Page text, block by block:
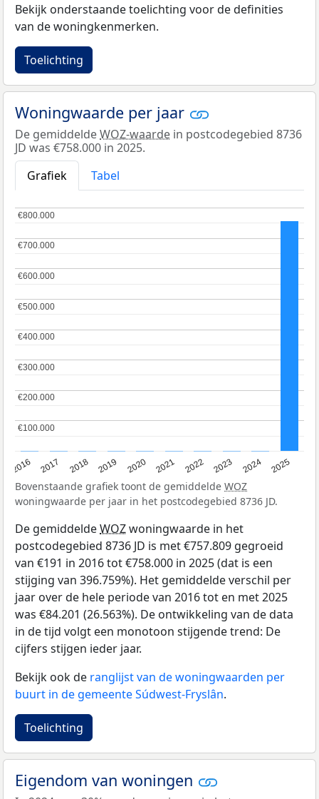
Bekijk onderstaande toelichting voor de definities
van de woningkenmerken.
Toelichting
Woningwaarde per jaar
De gemiddeldeWOZ-waarde in postcodegebied 8736
JD was €758.000 in 2025.
Grafiek
Tabel
2016 2017 2018 2019 2020 2021 2022 2023 2024 2025
€100.000
€100.000
€200.000
€200.000
€300.000
€300.000
€400.000
€400.000
€500.000
€500.000
€600.000
€600.000
€700.000
€700.000
€800.000
€800.000
Bovenstaande grafiek toont de gemiddelde WOZ
woningwaarde per jaar in het postcodegebied 8736 JD.
De gemiddeldeWOZwoningwaarde in het
postcodegebied 8736 JD is met €757.809 gegroeid
van €191 in 2016 tot €758.000 in 2025 (dat is een
stijging van 396.759%). Het gemiddelde verschil per
jaar over de hele periode van 2016 tot en met 2025
was €84.201 (26.563%). De ontwikkeling van de data
in de tijd volgt een monotoon stijgende trend: De
cijfers stijgen ieder jaar.
Bekijk ook de ranglijst van de woningwaarden per
buurt in de gemeente Súdwest-Fryslân.
Toelichting
Eigendom van woningen